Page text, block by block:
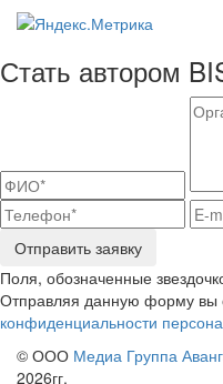
Стать автором
Отправить заявку
Поля, обозначенные
Отправляя данную форму вы
конфиденциальности
© ООО Медиа Группа
2026гг.